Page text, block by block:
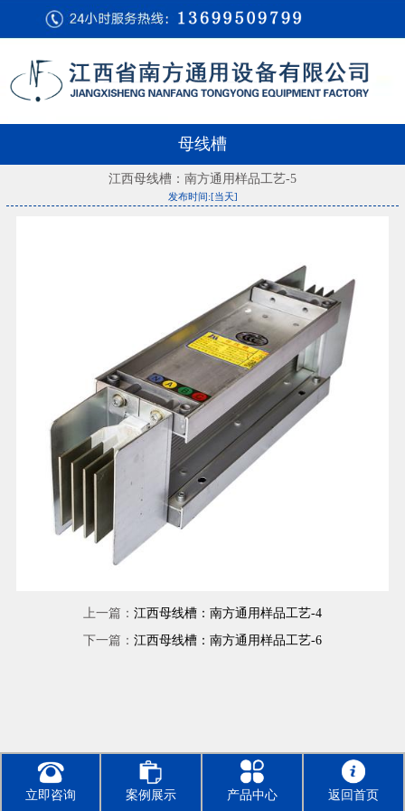
母线槽
江西母线槽：南方通用样品工艺-5
发布时间:[当天]
上一篇： 江西母线槽：南方通用样品工艺-4
下一篇： 江西母线槽：南方通用样品工艺-6
立即咨询 案例展示 产品中心 返回首页